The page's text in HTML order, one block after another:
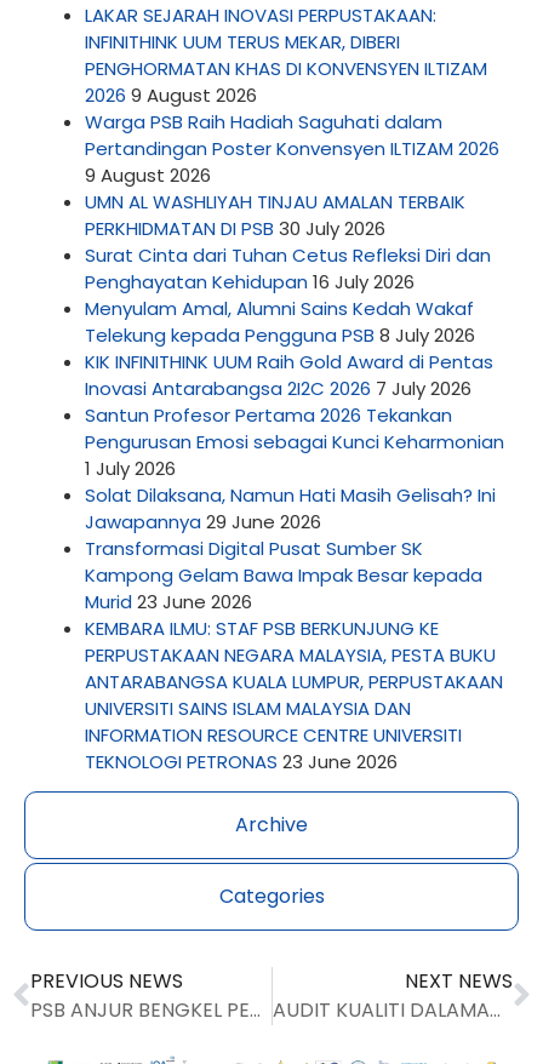
Archive
Categories
LAKAR SEJARAH INOVASI PERPUSTAKAAN:
INFINITHINK UUM TERUS MEKAR, DIBERI
PENGHORMATAN KHAS DI KONVENSYEN ILTIZAM
2026 9 August 2026
Warga PSB Raih Hadiah Saguhati dalam
Pertandingan Poster Konvensyen ILTIZAM 2026
9 August 2026
UMN AL WASHLIYAH TINJAU AMALAN TERBAIK
PERKHIDMATAN DI PSB 30 July 2026
Surat Cinta dari Tuhan Cetus Refleksi Diri dan
Penghayatan Kehidupan 16 July 2026
Menyulam Amal, Alumni Sains Kedah Wakaf
Telekung kepada Pengguna PSB 8 July 2026
KIK INFINITHINK UUM Raih Gold Award di Pentas
Inovasi Antarabangsa 2I2C 2026 7 July 2026
Santun Profesor Pertama 2026 Tekankan
Pengurusan Emosi sebagai Kunci Keharmonian
1 July 2026
Solat Dilaksana, Namun Hati Masih Gelisah? Ini
Jawapannya 29 June 2026
Transformasi Digital Pusat Sumber SK
Kampong Gelam Bawa Impak Besar kepada
Murid 23 June 2026
KEMBARA ILMU: STAF PSB BERKUNJUNG KE
PERPUSTAKAAN NEGARA MALAYSIA, PESTA BUKU
ANTARABANGSA KUALA LUMPUR, PERPUSTAKAAN
UNIVERSITI SAINS ISLAM MALAYSIA DAN
INFORMATION RESOURCE CENTRE UNIVERSITI
TEKNOLOGI PETRONAS 23 June 2026
PREVIOUS NEWS
PSB ANJUR BENGKEL PENYEDIAAN DOKUMENTASI ISO 9000 : 2015
NEXT NEWS
AUDIT KUALITI DALAMAN UUM 2021 DILAKSANA SECARA ‘REMOTE ’